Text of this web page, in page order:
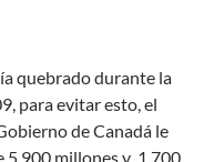
quebrado durante la
para evitar esto, el
de Canadá le
5.900 millones y 1.700